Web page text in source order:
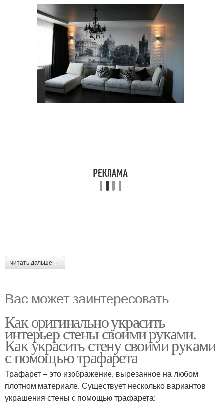
читать дальше →
Вас может заинтересовать
Как оригинально украсить
интерьер стены своими руками.
Как украсить стену своими руками
с помощью трафарета
Трафарет – это изображение, вырезанное на любом
плотном материале. Существует несколько вариантов
украшения стены с помощью трафарета: